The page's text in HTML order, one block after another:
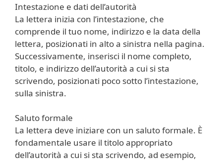
Intestazione e dati dell’autorità
La lettera inizia con l’intestazione, che
comprende il tuo nome, indirizzo e la data della
lettera, posizionati in alto a sinistra nella pagina.
Successivamente, inserisci il nome completo,
titolo, e indirizzo dell’autorità a cui si sta
scrivendo, posizionati poco sotto l’intestazione,
sulla sinistra.
Saluto formale
La lettera deve iniziare con un saluto formale. È
fondamentale usare il titolo appropriato
dell’autorità a cui si sta scrivendo, ad esempio,